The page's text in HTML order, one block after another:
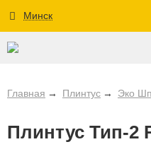
Минск
Главная Плинтус Эко
Плинтус Тип-2